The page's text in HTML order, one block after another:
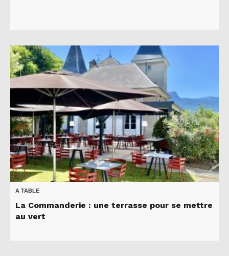
A TABLE
La Commanderie : une terrasse pour se mettre
au vert